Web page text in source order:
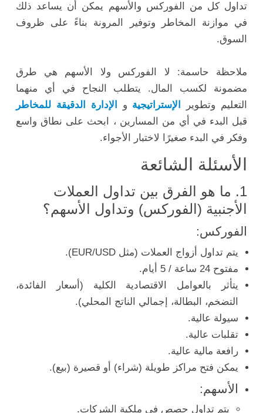
تداول كل من الفوركس والأسهم يمكن أن يساعد ذلك
في موازنة المخاطر وتوفير المرونة بناءً على ظروف
السوق.
ملاحظة حاسمة: لا الفوركس ولا الأسهم هي طرق
مضمونة لكسب المال. يتطلب النجاح في أي منهما
التعليم وتطوير
الإستراتيجية و
الإدارة الدقيقة للمخاطر
قبل البدء في أي من المسارين ، ابحث على نطاق واسع
وفكر في البدء صغيرًا لاختبار الأجواء.
الأسئلة الشائعة
1. ما هو الفرق بين تداول العملات
الأجنبية (الفوركس) وتداول الأسهم؟
الفوركس:
يتم تداول أزواج العملات (مثل EUR/USD).
مفتوح 24 ساعة / 5 أيام.
يتأثر بالعوامل الاقتصادية الكلية (أسعار الفائدة،
التضخم، البطالة، إجمالي الناتج المحلي).
سيولة عالية.
تقلبات عالية.
رافعة مالية عالية.
يمكن فتح مراكز طويلة (شراء) أو قصيرة (بيع).
الأسهم:
يتم تداول حصص في ملكية الشركات.